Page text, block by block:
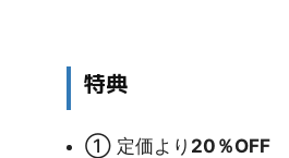
特典
① 定価より 20％OFF